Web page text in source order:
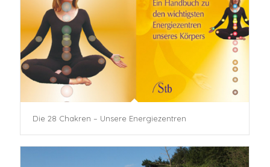
Die 28 Chakren – Unsere Energiezentren